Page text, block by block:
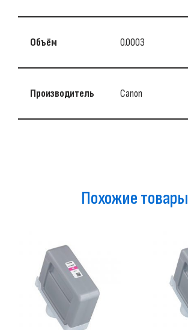
Объём 0.0003
Производитель Canon
Похожие товары